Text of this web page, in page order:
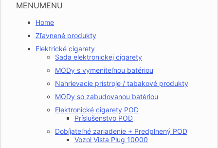
MENUMENU
Home
Zľavnené produkty
Elektrické cigarety
Sada elektronickej cigarety
MODy s vymeniteľnou batériou
Nahrievacie prístroje / tabakové produkty
MODy so zabudovanou batériou
Elektronické cigarety POD
Príslušenstvo POD
Dobíjateľné zariadenie + Predplnený POD
Vozol Vista Plug 10000